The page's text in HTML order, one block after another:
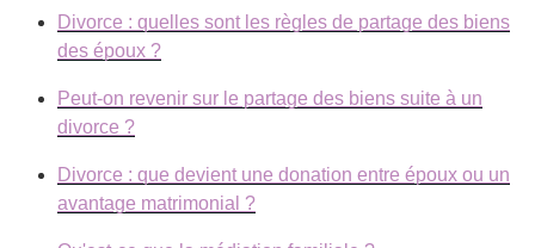
Divorce : quelles sont les règles de partage des biens
des époux ?
Peut-on revenir sur le partage des biens suite à un
divorce ?
Divorce : que devient une donation entre époux ou un
avantage matrimonial ?